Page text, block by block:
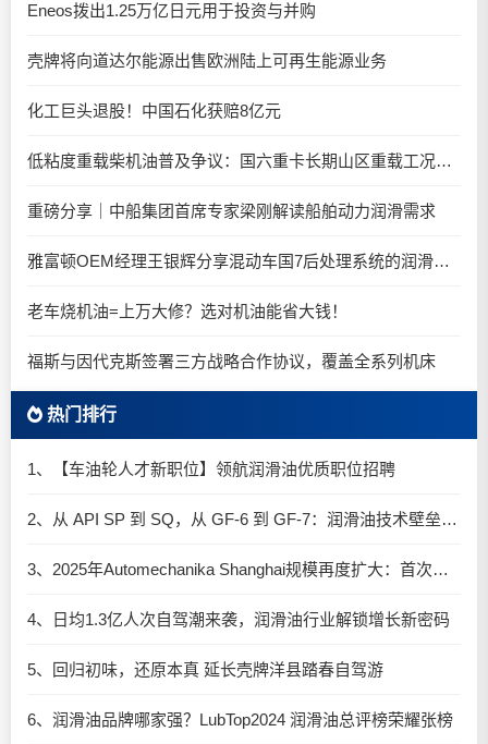
Eneos拨出1.25万亿日元用于投资与并购
壳牌将向道达尔能源出售欧洲陆上可再生能源业务
化工巨头退股！中国石化获赔8亿元
低粘度重载柴机油普及争议：国六重卡长期山区重载工况是否适合0W-20柴油机油？
重磅分享｜中船集团首席专家梁刚解读船舶动力润滑需求
雅富顿OEM经理王银辉分享混动车国7后处理系统的润滑油要求
老车烧机油=上万大修？选对机油能省大钱！
福斯与因代克斯签署三方战略合作协议，覆盖全系列机床
热门排行
1、【车油轮人才新职位】领航润滑油优质职位招聘
2、从 API SP 到 SQ，从 GF-6 到 GF-7：润滑油技术壁垒再升高，你准备好了吗？
3、2025年Automechanika Shanghai规模再度扩大：首次启用国家会展中心（上海）全部15个展馆
4、日均1.3亿人次自驾潮来袭，润滑油行业解锁增长新密码​
5、回归初味，还原本真 延长壳牌洋县踏春自驾游
6、润滑油品牌哪家强？LubTop2024 润滑油总评榜荣耀张榜